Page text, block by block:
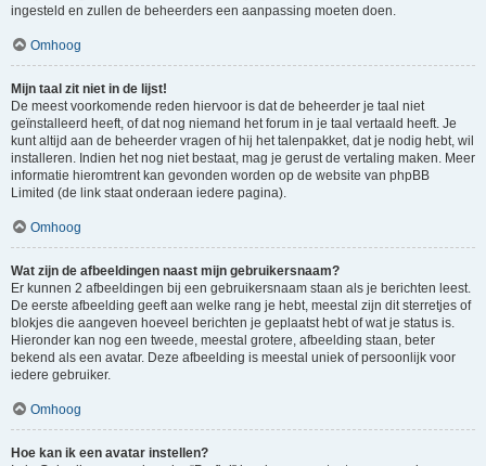
ingesteld en zullen de beheerders een aanpassing moeten doen.
Omhoog
Mijn taal zit niet in de lijst!
De meest voorkomende reden hiervoor is dat de beheerder je taal niet
geïnstalleerd heeft, of dat nog niemand het forum in je taal vertaald heeft. Je
kunt altijd aan de beheerder vragen of hij het talenpakket, dat je nodig hebt, wil
installeren. Indien het nog niet bestaat, mag je gerust de vertaling maken. Meer
informatie hieromtrent kan gevonden worden op de website van phpBB
Limited (de link staat onderaan iedere pagina).
Omhoog
Wat zijn de afbeeldingen naast mijn gebruikersnaam?
Er kunnen 2 afbeeldingen bij een gebruikersnaam staan als je berichten leest.
De eerste afbeelding geeft aan welke rang je hebt, meestal zijn dit sterretjes of
blokjes die aangeven hoeveel berichten je geplaatst hebt of wat je status is.
Hieronder kan nog een tweede, meestal grotere, afbeelding staan, beter
bekend als een avatar. Deze afbeelding is meestal uniek of persoonlijk voor
iedere gebruiker.
Omhoog
Hoe kan ik een avatar instellen?